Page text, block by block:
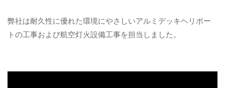
弊社は耐久性に優れた環境にやさしいアルミデッキヘリポー
トの工事および航空灯火設備工事を担当しました。